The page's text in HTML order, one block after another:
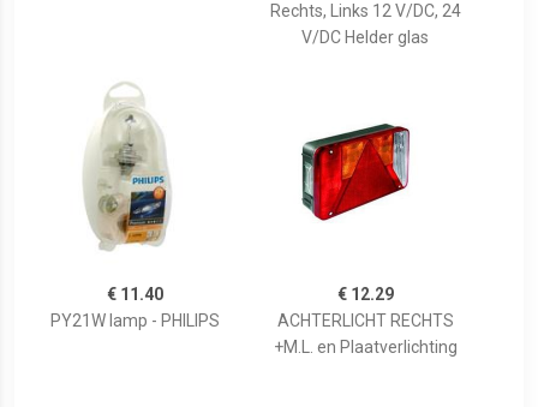
Rechts, Links 12 V/DC, 24
V/DC Helder glas
€ 11.40
PY21W lamp - PHILIPS
€ 12.29
ACHTERLICHT RECHTS
+M.L. en Plaatverlichting